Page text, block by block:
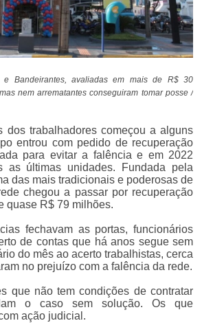
e Bandeirantes, avaliadas em mais de R$ 30
nem arrematantes conseguiram tomar posse /
dos trabalhadores começou a alguns
entrou com pedido de recuperação
para evitar a falência e em 2022
as últimas unidades. Fundada pela
das mais tradicionais e poderosas de
chegou a passar por recuperação
quase R$ 79 milhões.
fechavam as portas, funcionários
de contas que há anos segue sem
do mês ao acerto trabalhistas, cerca
no prejuízo com a falência da rede.
que não tem condições de contratar
o caso sem solução. Os que
ação judicial.